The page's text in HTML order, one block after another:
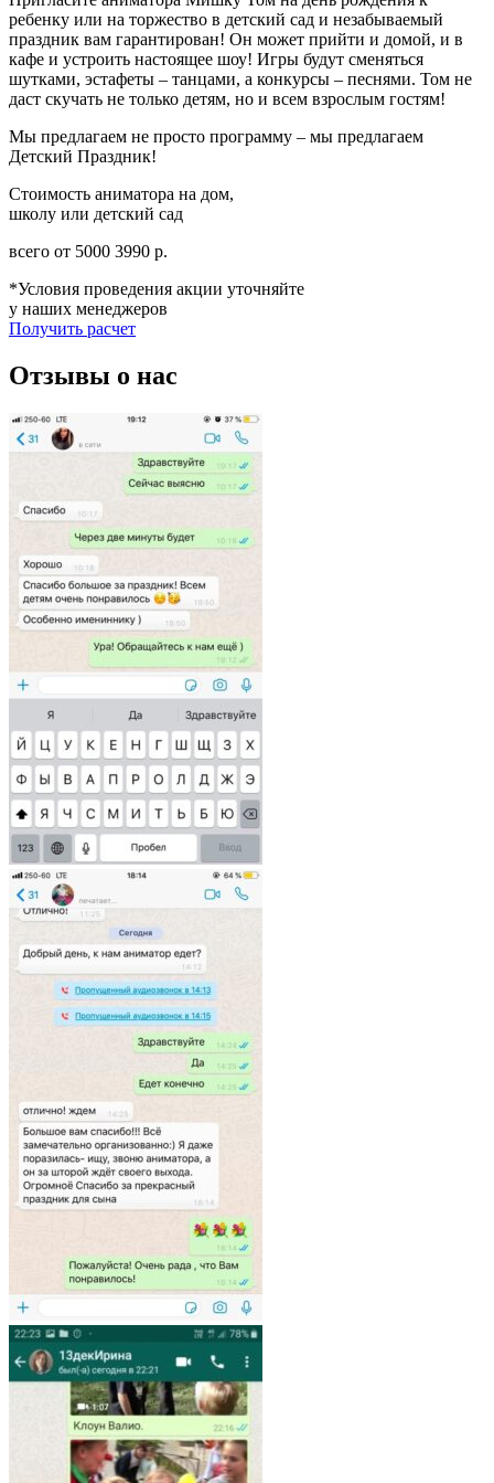
ребенку или на торжество в детский сад и незабываемый
праздник вам гарантирован! Он может прийти и домой, и в
кафе и устроить настоящее шоу! Игры будут сменяться
шутками, эстафеты – танцами, а конкурсы – песнями. Том не
даст скучать не только детям, но и всем взрослым гостям!
Мы предлагаем не просто программу – мы предлагаем
Детский Праздник!
Стоимость аниматора на дом,
школу или детский сад
всего от 5000 3990 р.
*Условия проведения акции уточняйте
у наших менеджеров
Получить расчет
Отзывы о нас